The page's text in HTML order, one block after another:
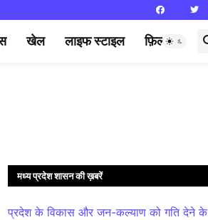
खेल लाइफ स्टाइल फ़िल्मी दुनिया
मध्य प्रदेश शासन की ख़बरें
प्रदेश के विकास और जन-कल्याण को गति देने के